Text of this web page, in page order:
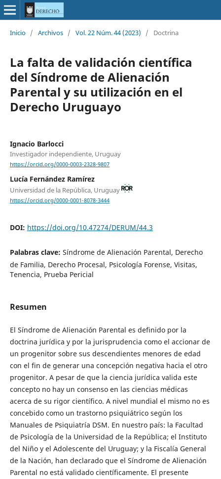
Inicio / Archivos / Vol. 22 Núm. 44 (2023) / Doctrina
La falta de validación científica
del Síndrome de Alienación
Parental y su utilización en el
Derecho Uruguayo
Ignacio Barlocci
Investigador independiente, Uruguay
https://orcid.org/0000-0003-2328-9807
Lucía Fernández Ramírez
Universidad de la República, Uruguay
https://orcid.org/0000-0001-8078-3444
DOI: https://doi.org/10.47274/DERUM/44.3
Palabras clave: Síndrome de Alienación Parental, Derecho
de Familia, Derecho Procesal, Psicología Forense, Visitas,
Tenencia, Prueba Pericial
Resumen
El Síndrome de Alienación Parental es definido por la
doctrina jurídica y por la jurisprudencia como el accionar de
un progenitor sobre sus descendientes menores de edad
con el fin de generar una concepción negativa hacia el otro
progenitor. A pesar de que la ciencia jurídica valida este
concepto no hay un consenso en las ciencias médicas
acerca de su rigor científico. A nivel mundial el mismo no es
concebido como un trastorno psiquiátrico según los
Manuales de Psiquiatría DSM. En nuestro país: la Facultad
de Psicología de la Universidad de la República; el Instituto
del Niño y el Adolescente del Uruguay; y la Fiscalía General
de la Nación, han declarado que el Síndrome de Alienación
Parental no está validado científicamente. El presente